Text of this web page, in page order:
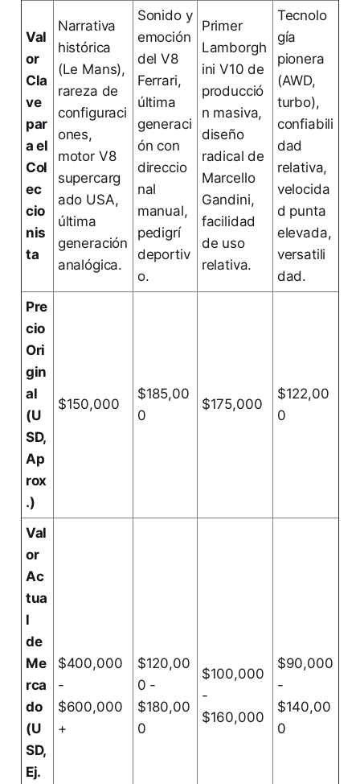
Val
or
Cla
ve
par
a el
Col
ec
cio
nis
ta
Narrativa
histórica
(Le Mans),
rareza de
configuraci
ones,
motor V8
supercarg
ado USA,
última
generación
analógica.
Sonido y
emoción
del V8
Ferrari,
última
generaci
ón con
direccio
nal
manual,
pedigrí
deportiv
o.
Primer
Lamborgh
ini V10 de
producció
n masiva,
diseño
radical de
Marcello
Gandini,
facilidad
de uso
relativa.
Tecnolo
gía
pionera
(AWD,
turbo),
confiabili
dad
relativa,
velocida
d punta
elevada,
versatili
dad.
Pre
cio
Ori
gin
al
(U
SD,
Ap
rox
.)
$150,000
$185,00
0
$175,000
$122,00
0
Val
or
Ac
tua
l
de
Me
rca
do
(U
SD,
Ej.
$400,000
-
$600,000
+
$120,00
0 -
$180,00
0
$100,000
-
$160,000
$90,000
-
$140,00
0